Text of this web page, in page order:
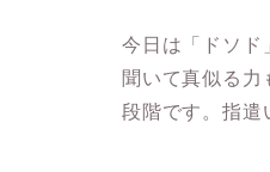
今日は「ドソド
聞いて真似る
段階です。指遣